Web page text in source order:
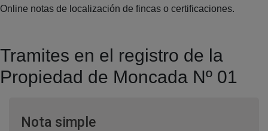
Online notas de localización de fincas o certificaciones.
Tramites en el registro de la
Propiedad de Moncada Nº 01
Nota simpleVentana nueva